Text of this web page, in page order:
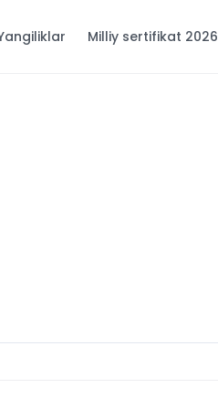
Milliy sertifikat 2026